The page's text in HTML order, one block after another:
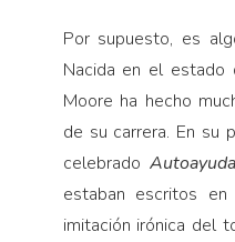
Por supuesto, es
Nacida en el estado
Moore ha hecho
de su carrera. En su
celebrado Autoayuda
estaban escritos en
imitación irónica del